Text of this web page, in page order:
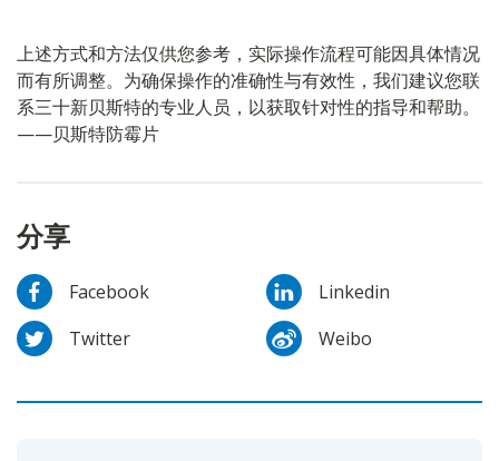
上述方式和方法仅供您参考，实际操作流程可能因具体情况
而有所调整。为确保操作的准确性与有效性，我们建议您联
系三十新贝斯特的专业人员，以获取针对性的指导和帮助。
——贝斯特防霉片
分享
Facebook
Linkedin
Twitter
Weibo